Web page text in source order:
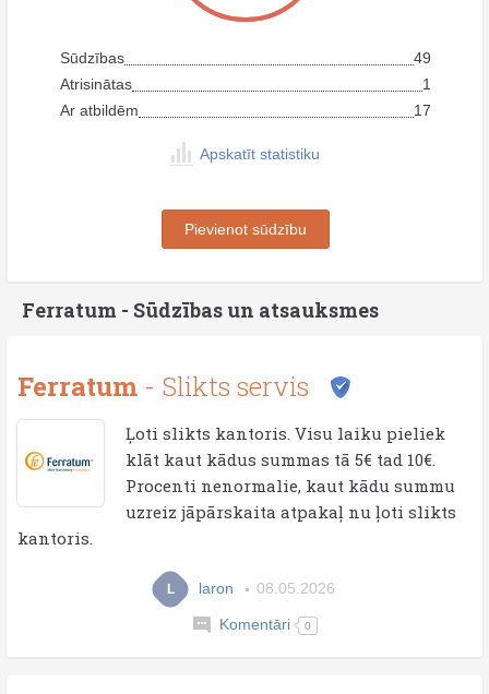
Sūdzības
49
Atrisinātas
1
Ar atbildēm
17
Apskatīt statistiku
Pievienot sūdzību
Ferratum - Sūdzības un atsauksmes
Ferratum - Slikts servis
Ļoti slikts kantoris. Visu laiku pieliek
klāt kaut kādus summas tā 5€ tad 10€.
Procenti nenormalie, kaut kādu summu
uzreiz jāpārskaita atpakaļ nu ļoti slikts
kantoris.
L laron 08.05.2026
Komentāri 0